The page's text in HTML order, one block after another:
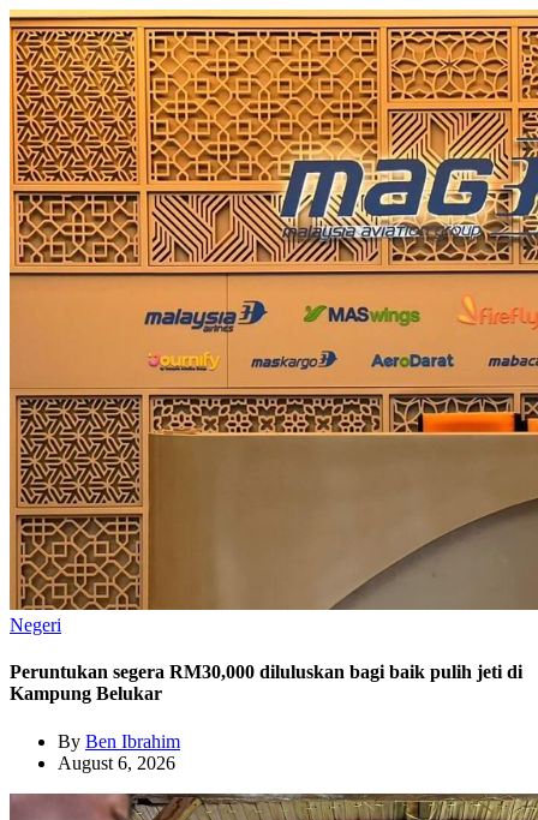
Negeri
Peruntukan segera RM30,000 diluluskan bagi baik pulih jeti di
Kampung Belukar
By Ben Ibrahim
August 6, 2026